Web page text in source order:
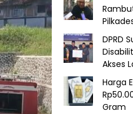
DPRD
Akses
Harga
Gram